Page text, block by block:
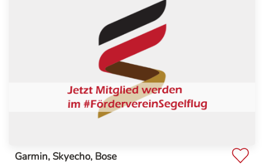
Garmin, Skyecho, Bose